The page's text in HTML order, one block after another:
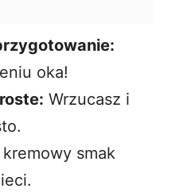
oka!
Wrzucasz i
kremowy smak